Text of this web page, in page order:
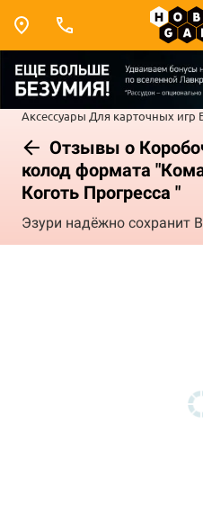
Аксессуары Для карточных игр
Отзывы о
колод формата
Коготь Прогресса "
Эзури надёжно сохранит